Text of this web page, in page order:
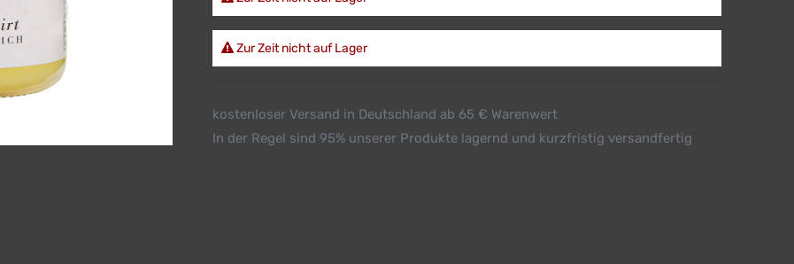
Zur Zeit nicht auf Lager
kostenloser Versand in Deutschland ab 65 € Warenwert
In der Regel sind 95% unserer Produkte lagernd und kurzfristig versandfertig